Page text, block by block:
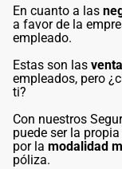
En cuanto a las
a favor de la
empleado.
Estas son las
empleados, pero
ti?
Con nuestros
puede ser la propia
por la modalidad
póliza.